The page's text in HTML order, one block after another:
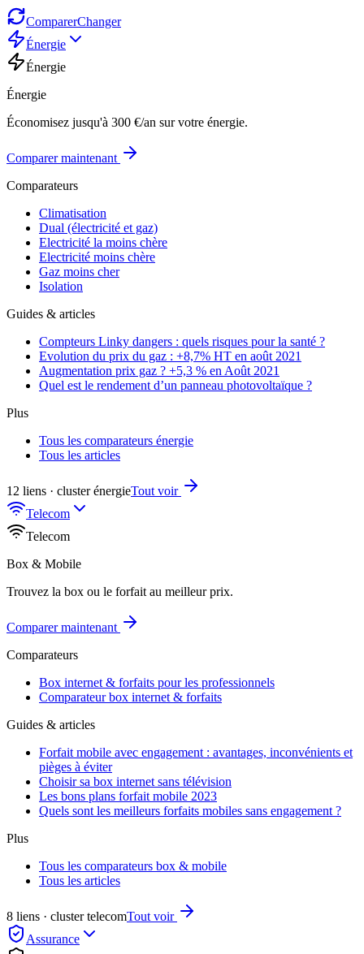
ComparerChanger
Énergie
Énergie
Énergie
Économisez jusqu'à 300 €/an sur votre énergie.
Comparer maintenant
Comparateurs
Climatisation
Dual (électricité et gaz)
Electricité la moins chère
Electricité moins chère
Gaz moins cher
Isolation
Guides & articles
Compteurs Linky dangers : quels risques pour la santé ?
Evolution du prix du gaz : +8,7% HT en août 2021
Augmentation prix gaz ? +5,3 % en Août 2021
Quel est le rendement d’un panneau photovoltaïque ?
Plus
Tous les comparateurs énergie
Tous les articles
12 liens · cluster énergieTout voir
Telecom
Telecom
Box & Mobile
Trouvez la box ou le forfait au meilleur prix.
Comparer maintenant
Comparateurs
Box internet & forfaits pour les professionnels
Comparateur box internet & forfaits
Guides & articles
Forfait mobile avec engagement : avantages, inconvénients et
pièges à éviter
Choisir sa box internet sans télévision
Les bons plans forfait mobile 2023
Quels sont les meilleurs forfaits mobiles sans engagement ?
Plus
Tous les comparateurs box & mobile
Tous les articles
8 liens · cluster telecomTout voir
Assurance